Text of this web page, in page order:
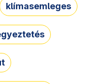
klímasemleges